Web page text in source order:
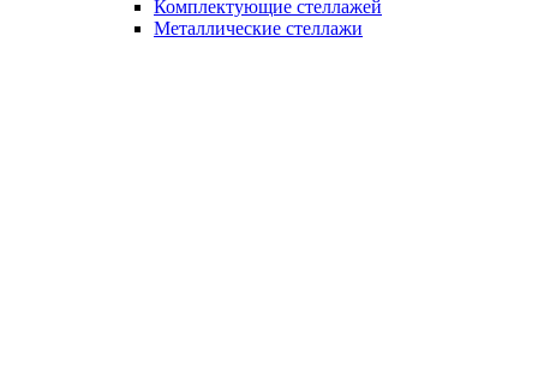
Комплектующие стеллажей
Металлические стеллажи